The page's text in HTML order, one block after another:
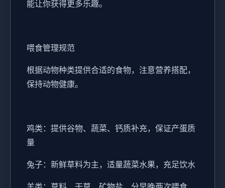
能让你获得更多乐趣。
喂食管理规范
根据动物种类提供合适的食物，注意营养搭配，
保持动物健康。
鸡类：提供谷物、蔬菜、钙质补充，保证产蛋质
量
兔子：新鲜草料为主，适量蔬菜水果，充足饮水